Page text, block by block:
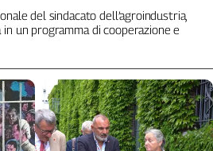
del sindacato dell’agroindustria,
un programma di cooperazione e